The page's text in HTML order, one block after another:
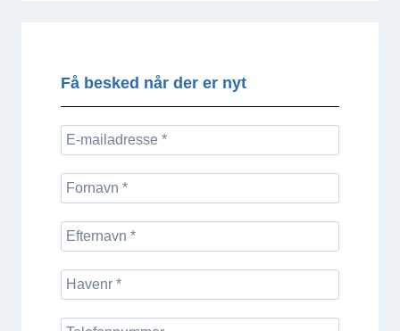
Få besked når der er nyt